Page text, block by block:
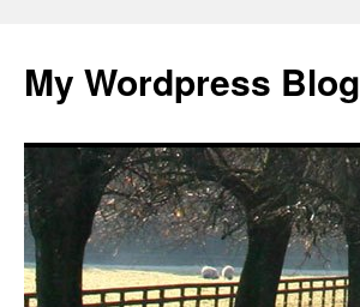
springen
My Wordpress Blog